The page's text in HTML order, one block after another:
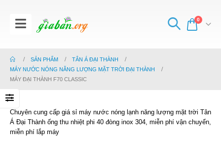
0
SẢN PHẨM
TÂN Á ĐẠI THÀNH
MÁY NƯỚC NÓNG NĂNG LƯỢNG MẶT TRỜI ĐẠI THÀNH
MÁY ĐẠI THÀNH F70 CLASSIC
Chuyên cung cấp giá sỉ máy nước nóng lạnh năng lượng mặt trời Tân
Á Đại Thành ống thu nhiệt phi 40 đòng inox 304, miễn phí vận chuyển,
miễn phí lắp máy